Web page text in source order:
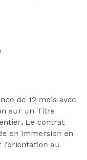
de 12 mois avec
sur un Titre
. Le contrat
en immersion en
au